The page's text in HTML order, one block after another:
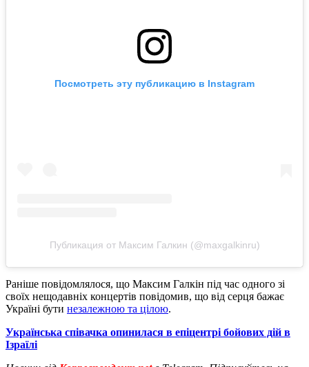
Посмотреть эту публикацию в Instagram
Публикация от Максим Галкин (@maxgalkinru)
Раніше повідомлялося, що Максим Галкін під час одного зі
своїх нещодавніх концертів повідомив, що від серця бажає
Україні бути незалежною та цілою.
Українська співачка опинилася в епіцентрі бойових дій в
Ізраїлі